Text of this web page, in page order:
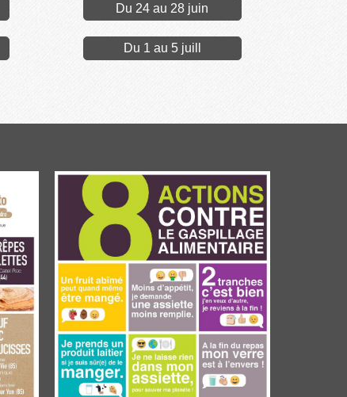
Du 24 au 28 juin
Du 1 au 5 juill